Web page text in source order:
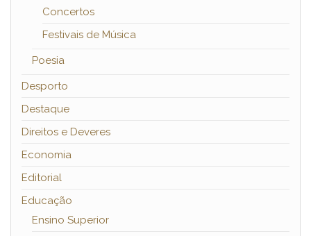
Concertos
Festivais de Música
Poesia
Desporto
Destaque
Direitos e Deveres
Economia
Editorial
Educação
Ensino Superior